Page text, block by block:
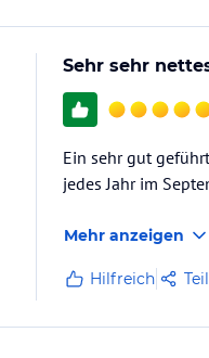
Sehr sehr
Ein sehr gut
jedes Jahr im
Mehr anzeigen
Hilfreich